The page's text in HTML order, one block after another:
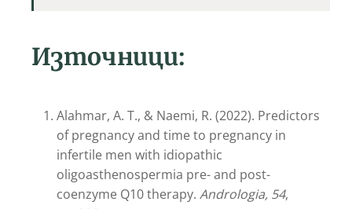
Източници:
Alahmar, A. T., & Naemi, R. (2022). Predictors
of pregnancy and time to pregnancy in
infertile men with idiopathic
oligoasthenospermia pre- and post-
coenzyme Q10 therapy. Andrologia, 54,